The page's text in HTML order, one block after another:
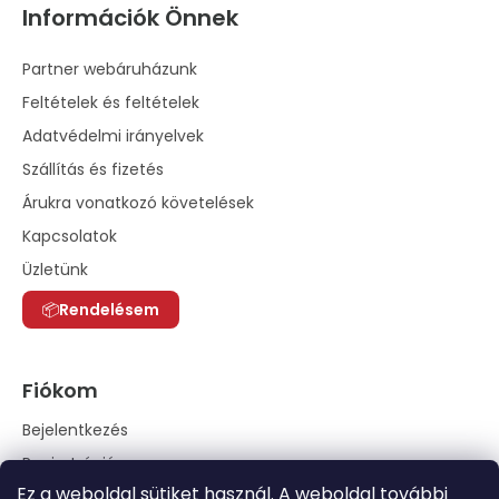
Információk Önnek
Partner webáruházunk
Feltételek és feltételek
Adatvédelmi irányelvek
Szállítás és fizetés
Árukra vonatkozó követelések
Kapcsolatok
Üzletünk
Rendelésem
Fiókom
Bejelentkezés
Regisztráció